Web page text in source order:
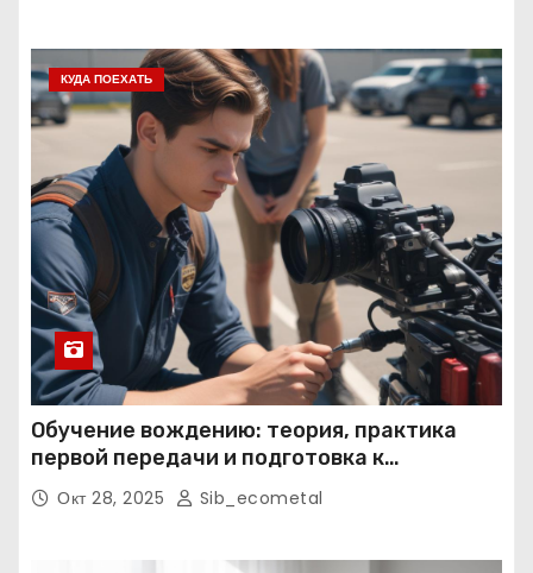
КУДА ПОЕХАТЬ
Обучение вождению: теория, практика
первой передачи и подготовка к
экзаменам
Окт 28, 2025 Sib_ecometal